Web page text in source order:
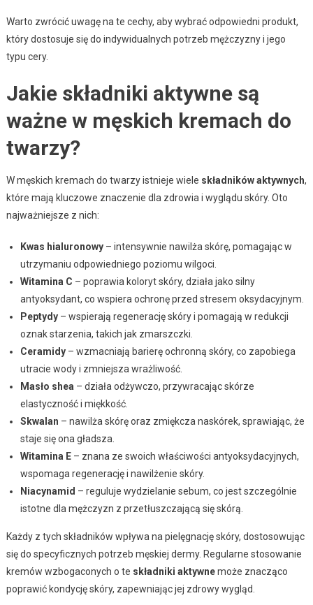
Warto zwrócić uwagę na te cechy, aby wybrać odpowiedni produkt,
który dostosuje się do indywidualnych potrzeb mężczyzny i jego
typu cery.
Jakie składniki aktywne są
ważne w męskich kremach do
twarzy?
W męskich kremach do twarzy istnieje wiele składników aktywnych,
które mają kluczowe znaczenie dla zdrowia i wyglądu skóry. Oto
najważniejsze z nich:
Kwas hialuronowy– intensywnie nawilża skórę, pomagając w
utrzymaniu odpowiedniego poziomu wilgoci.
Witamina C – poprawia koloryt skóry, działa jako silny
antyoksydant, co wspiera ochronę przed stresem oksydacyjnym.
Peptydy– wspierają regenerację skóry i pomagają w redukcji
oznak starzenia, takich jak zmarszczki.
Ceramidy– wzmacniają barierę ochronną skóry, co zapobiega
utracie wody i zmniejsza wrażliwość.
Masło shea – działa odżywczo, przywracając skórze
elastyczność i miękkość.
Skwalan – nawilża skórę oraz zmiękcza naskórek, sprawiając, że
staje się ona gładsza.
Witamina E– znana ze swoich właściwości antyoksydacyjnych,
wspomaga regenerację i nawilżenie skóry.
Niacynamid – reguluje wydzielanie sebum, co jest szczególnie
istotne dla mężczyzn z przetłuszczającą się skórą.
Każdy z tych składników wpływa na pielęgnację skóry, dostosowując
się do specyficznych potrzeb męskiej dermy. Regularne stosowanie
kremów wzbogaconych o te składniki aktywnemoże znacząco
poprawić kondycję skóry, zapewniając jej zdrowy wygląd.